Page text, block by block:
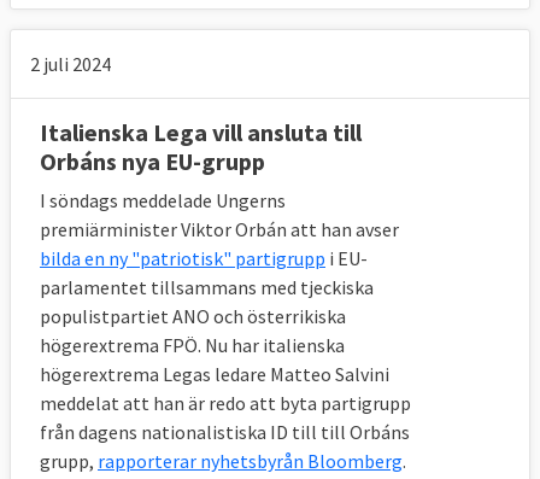
2 juli 2024
Italienska Lega vill ansluta till
Orbáns nya EU-grupp
I söndags meddelade Ungerns
premiärminister Viktor Orbán att han avser
bilda en ny "patriotisk" partigrupp i EU-
parlamentet tillsammans med tjeckiska
populistpartiet ANO och österrikiska
högerextrema FPÖ. Nu har italienska
högerextrema Legas ledare Matteo Salvini
meddelat att han är redo att byta partigrupp
från dagens nationalistiska ID till till Orbáns
grupp, rapporterar nyhetsbyrån Bloomberg.